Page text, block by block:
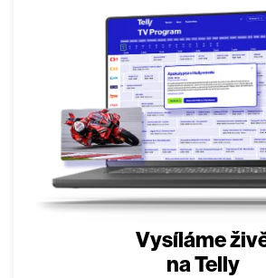
Vysíláme
na Telly